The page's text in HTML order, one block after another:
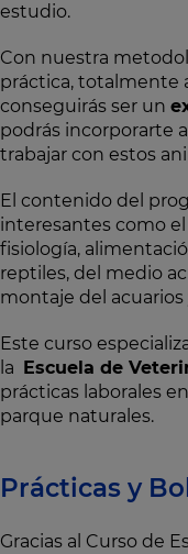
estudio.
Con nuestra
práctica, totalmente
conseguirás ser un
podrás incorporarte
trabajar con estos
El contenido del
interesantes como
fisiología,
reptiles, del medio
montaje del acuarios
Este curso
la Escuela de
prácticas laborales
parque naturales.
Prácticas y
Gracias al Curso de